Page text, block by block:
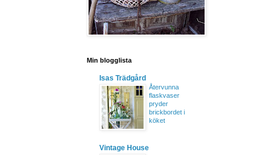
Min blogglista
Isas Trädgård
Återvunna
flaskvaser
pryder
brickbordet i
köket
Vintage House